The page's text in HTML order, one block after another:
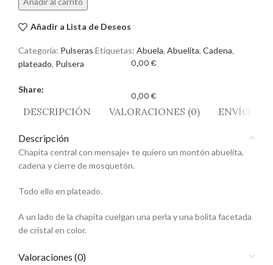
0,00 €
0,00 €
Añadir a Lista de Deseos
Categoría: Pulseras Etiquetas: Abuela, Abuelita, Cadena,
plateado, Pulsera
Share:
DESCRIPCIÓN VALORACIONES (0) ENVÍO
Descripción
Chapita central con mensaje» te quiero un montón abuelita,
cadena y cierre de mosquetón.
Todo ello en plateado.
A un lado de la chapita cuelgan una perla y una bolita facetada
de cristal en color.
Valoraciones (0)